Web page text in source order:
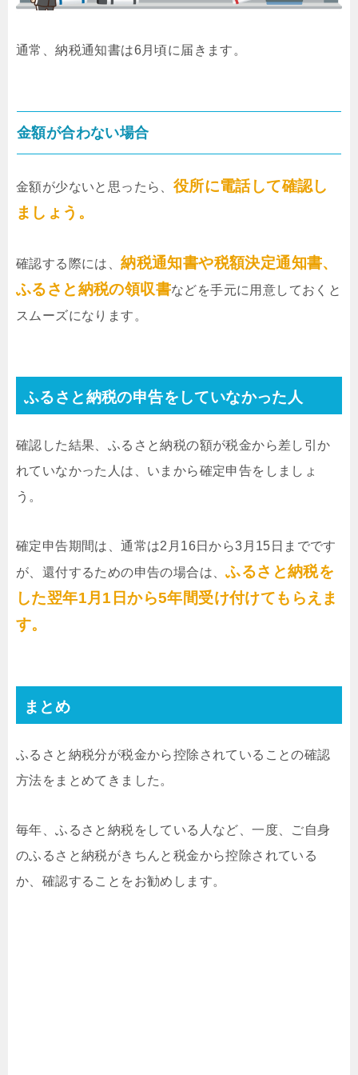
通常、納税通知書は6月頃に届きます。
金額が合わない場合
金額が少ないと思ったら、 役所に電話して確認し
ましょう。
確認する際には、納税通知書や税額決定通知書、
ふるさと納税の領収書などを手元に用意しておくと
スムーズになります。
ふるさと納税の申告をしていなかった人
確認した結果、ふるさと納税の額が税金から差し引か
れていなかった人は、いまから確定申告をしましょ
う。
確定申告期間は、通常は2月16日から3月15日までです
が、還付するための申告の場合は、ふるさと納税を
した翌年1月1日から5年間受け付けてもらえま
す。
まとめ
ふるさと納税分が税金から控除されていることの確認
方法をまとめてきました。
毎年、ふるさと納税をしている人など、一度、ご自身
のふるさと納税がきちんと税金から控除されている
か、確認することをお勧めします。